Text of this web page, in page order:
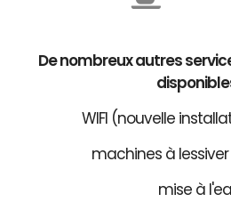
De nombreux autres
WIFI (nouvelle
machines à
mise à